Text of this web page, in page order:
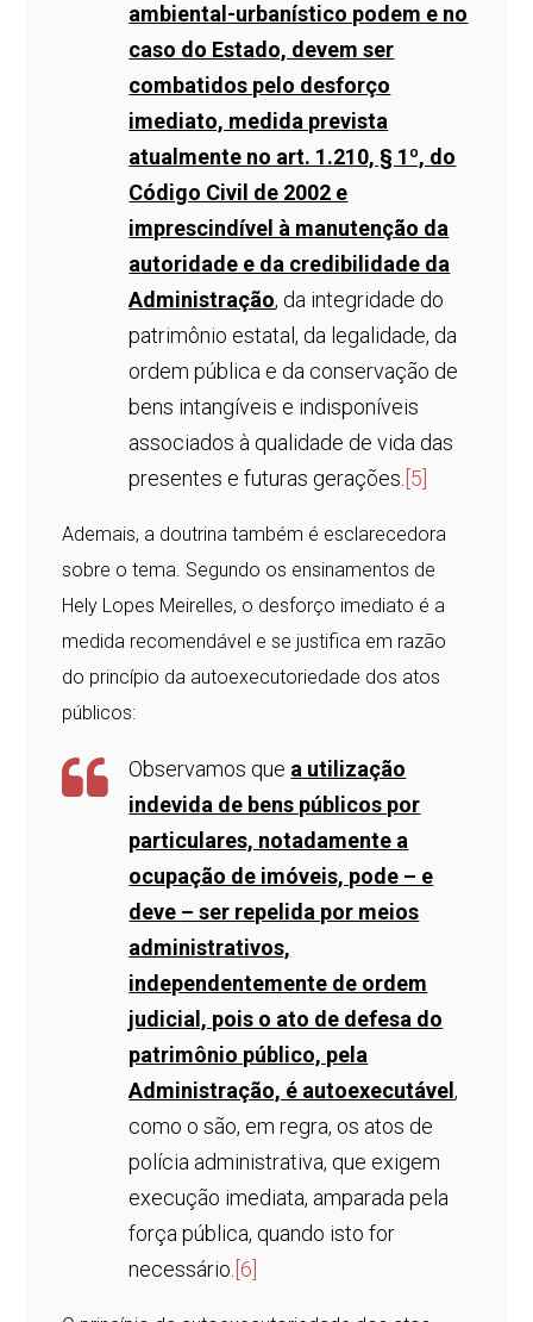
ambiental-urbanístico podem e no
caso do Estado, devem ser
combatidos pelo desforço
imediato, medida prevista
atualmente no art. 1.210, § 1º, do
Código Civil de 2002 e
imprescindível à manutenção da
autoridade e da credibilidade da
Administração, da integridade do
patrimônio estatal, da legalidade, da
ordem pública e da conservação de
bens intangíveis e indisponíveis
associados à qualidade de vida das
presentes e futuras gerações. [5]
Ademais, a doutrina também é esclarecedora
sobre o tema. Segundo os ensinamentos de
Hely Lopes Meirelles, o desforço imediato é a
medida recomendável e se justifica em razão
do princípio da autoexecutoriedade dos atos
públicos:
Observamos que a utilização
indevida de bens públicos por
particulares, notadamente a
ocupação de imóveis, pode – e
deve – ser repelida por meios
administrativos,
independentemente de ordem
judicial, pois o ato de defesa do
patrimônio público, pela
Administração, é autoexecutável,
como o são, em regra, os atos de
polícia administrativa, que exigem
execução imediata, amparada pela
força pública, quando isto for
necessário. [6]